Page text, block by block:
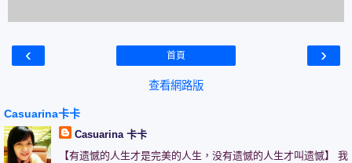
‹ ›
首頁
查看網路版
Casuarina卡卡
Casuarina 卡卡
【有遗憾的人生才是完美的人生，没有遗憾的人生才叫遗憾】 我